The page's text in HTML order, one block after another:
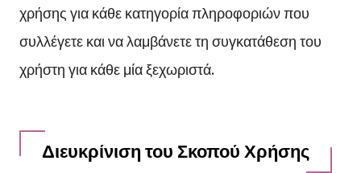
χρήσης για κάθε κατηγορία πληροφοριών που
συλλέγετε και να λαμβάνετε τη συγκατάθεση του
χρήστη για κάθε μία ξεχωριστά.
Διευκρίνιση του Σκοπού Χρήσης